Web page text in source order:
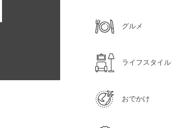
グルメ
ライフスタイル
おでかけ